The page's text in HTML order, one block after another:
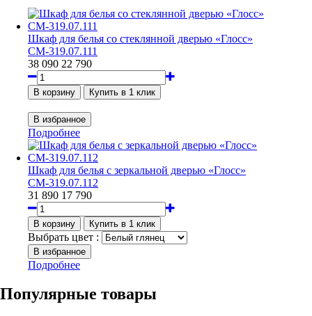
Шкаф для белья со стеклянной дверью «Глосс»
СМ-319.07.111
38 090 22 790
Подробнее
Шкаф для белья с зеркальной дверью «Глосс»
СМ-319.07.112
31 890 17 790
Выбрать цвет :
Подробнее
Популярные товары